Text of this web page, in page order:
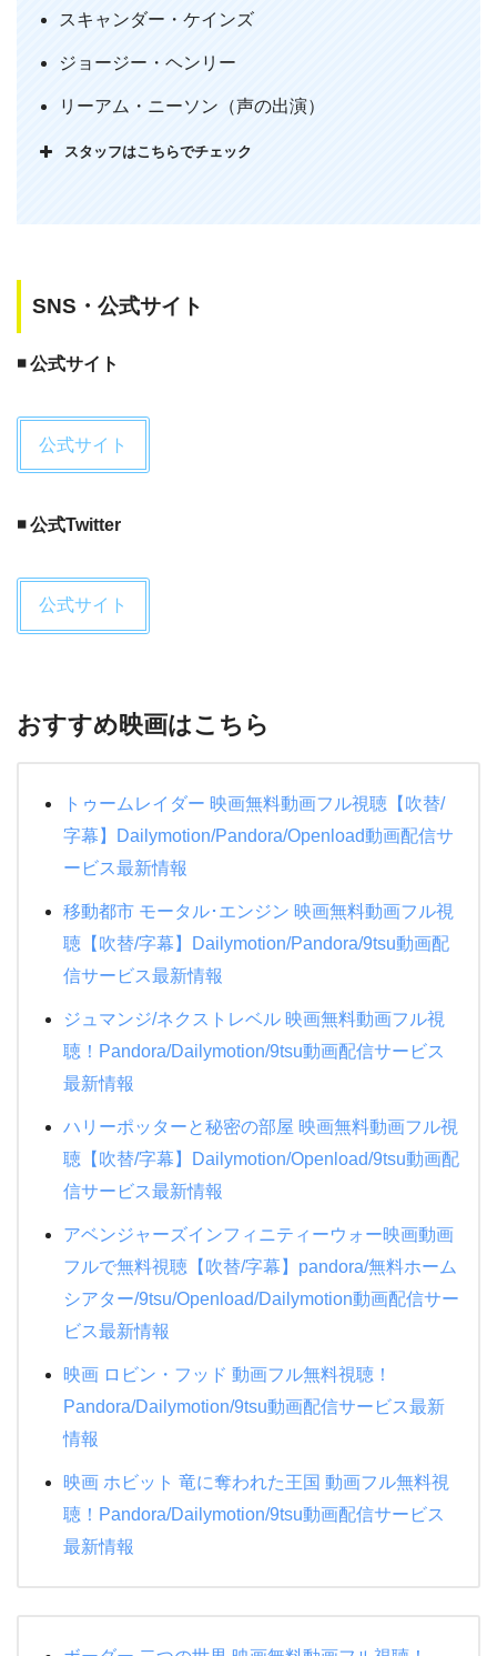
今年最後の映画は『ナルニア国物語：第
2章：カスピアン王子の角笛』
嬉しい！2020年最初は第3章を観るよ🎞
久々に観たんだけどやっぱり私はナルニ
アが大好きだ〜って思った♥
それぞれが役目を全うする姿、皆の特徴
を捉えた衣装が素敵で格好良くて見惚れ
ちゃう。 pic.twitter.com/2zBRMq2DPF
「ナルニア国物語/第2章カスピアン王子
の角笛」
ナルニアの世界観が本当に素敵…
2章は1章を超える映像美、ストーリーで
ナルニアの世界にたっぷり浸れる😭❤
毎回ラストが最高で涙無しに見れたこと
ニア国物語#nanaの映画鑑賞#映画好き
と繋がりたい pic.twitter.com/lwSykCl35x
— Nana (@Nanamovies03)
スキャンダー・ケインズ
ジョージー・ヘンリー
リーアム・ニーソン（声の出演）
スタッフはこちらでチェック
SNS・公式サイト
◾️ 公式サイト
公式サイト
◾️ 公式Twitter
公式サイト
おすすめ映画はこちら
トゥームレイダー 映画無料動画フル視聴【吹替/
字幕】Dailymotion/Pandora/Openload動画配信サ
ービス最新情報
移動都市 モータル･エンジン 映画無料動画フル視
聴【吹替/字幕】Dailymotion/Pandora/9tsu動画配
信サービス最新情報
ジュマンジ/ネクストレベル 映画無料動画フル視
聴！Pandora/Dailymotion/9tsu動画配信サービス
最新情報
ハリーポッターと秘密の部屋 映画無料動画フル視
聴【吹替/字幕】Dailymotion/Openload/9tsu動画配
信サービス最新情報
アベンジャーズインフィニティーウォー映画動画
フルで無料視聴【吹替/字幕】pandora/無料ホーム
シアター/9tsu/Openload/Dailymotion動画配信サー
ビス最新情報
映画 ロビン・フッド 動画フル無料視聴！
Pandora/Dailymotion/9tsu動画配信サービス最新
情報
映画 ホビット 竜に奪われた王国 動画フル無料視
聴！Pandora/Dailymotion/9tsu動画配信サービス
最新情報